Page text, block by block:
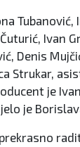
Tubanović,
Ivan
Denis
Strukar,
je
je